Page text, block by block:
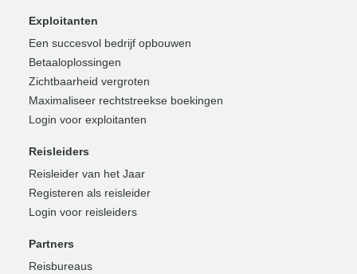
Exploitanten
Een succesvol bedrijf opbouwen
Betaaloplossingen
Zichtbaarheid vergroten
Maximaliseer rechtstreekse boekingen
Login voor exploitanten
Reisleiders
Reisleider van het Jaar
Registeren als reisleider
Login voor reisleiders
Partners
Reisbureaus